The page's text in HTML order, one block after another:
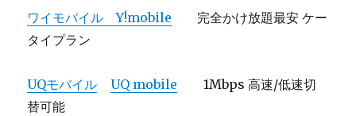
ワイモバイル Y!mobile 完全かけ放題最安 ケー
タイプラン
UQモバイル UQ mobile
1Mbps 高速/低速切
替可能